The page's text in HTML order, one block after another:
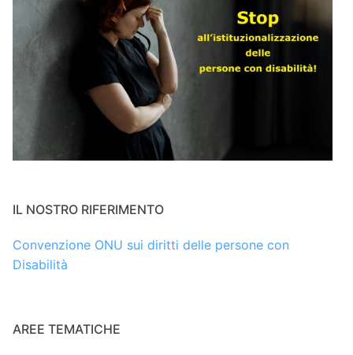
IL NOSTRO RIFERIMENTO
Convenzione ONU sui diritti delle persone con
Disabilità
AREE TEMATICHE